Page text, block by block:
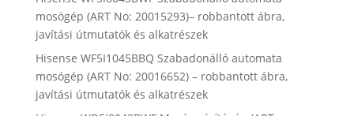
mosógép (ART No: 20015293)– robbantott ábra,
javítási útmutatók és alkatrészek
Hisense WF5I1045BBQ Szabadonálló automata
mosógép (ART No: 20016652) – robbantott ábra,
javítási útmutatók és alkatrészek